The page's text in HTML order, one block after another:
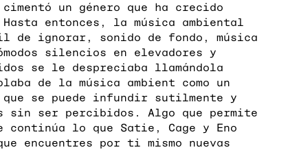
un género que ha crecido
entonces, la música ambiental
de ignorar, sonido de fondo, música
silencios en elevadores y
se le despreciaba llamándola
de la música ambient como un
se puede infundir sutilmente y
sin ser percibidos. Algo que permite
continúa lo que Satie, Cage y Eno
encuentres por ti mismo nuevas